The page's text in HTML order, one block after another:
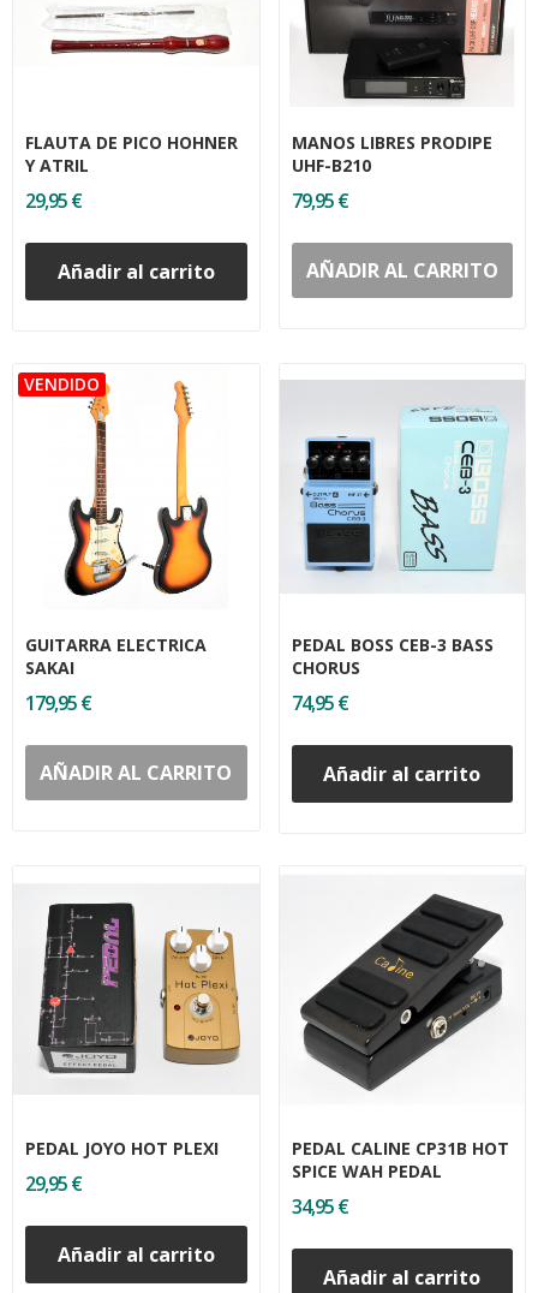
FLAUTA DE PICO HOHNER
Y ATRIL
29,95 €
Añadir al carrito
MANOS LIBRES PRODIPE
UHF-B210
79,95 €
AÑADIR AL CARRITO
GUITARRA ELECTRICA
SAKAI
179,95 €
AÑADIR AL CARRITO
PEDAL BOSS CEB-3 BASS
CHORUS
74,95 €
Añadir al carrito
PEDAL JOYO HOT PLEXI
29,95 €
Añadir al carrito
PEDAL CALINE CP31B HOT
SPICE WAH PEDAL
34,95 €
Añadir al carrito